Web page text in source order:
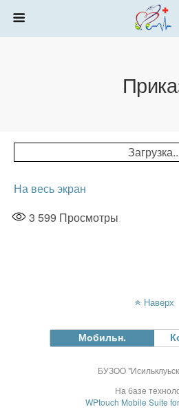
На весь экран
3 599 Просмотры
Наверх
Мобильн.
БУЗОО
На базе
WPtouch Mobile Suite